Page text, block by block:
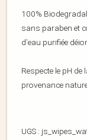
100%
sans paraben et
d’eau purifiée
Respecte le pH
provenance
UGS :